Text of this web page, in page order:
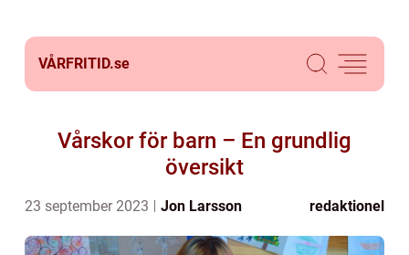
VÅRFRITID.se
Vårskor för barn – En grundlig
översikt
23 september 2023 Jon Larsson redaktionel